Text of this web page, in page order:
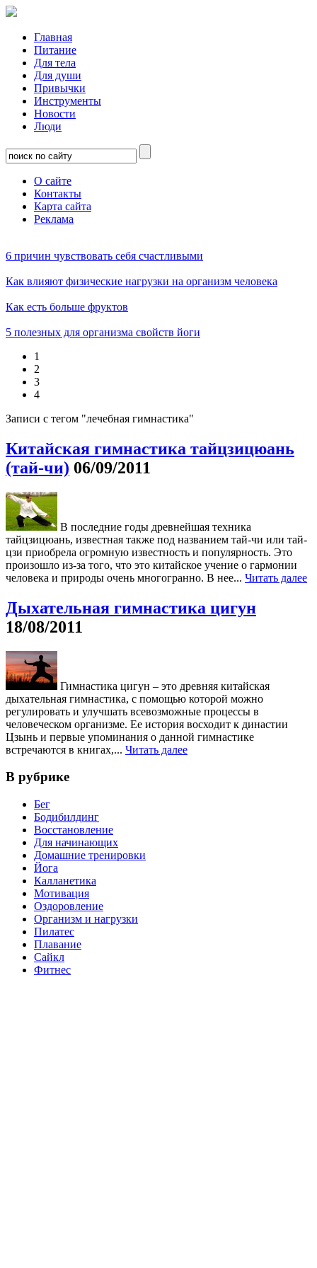
Главная
Питание
Для тела
Для души
Привычки
Инструменты
Новости
Люди
О сайте
Контакты
Карта сайта
Реклама
6 причин чувствовать себя счастливыми
Как влияют физические нагрузки на организм человека
Как есть больше фруктов
5 полезных для организма свойств йоги
1
2
3
4
Записи с тегом "лечебная гимнастика"
Китайская гимнастика тайцзицюань
(тай-чи) 06/09/2011
В последние годы древнейшая техника
тайцзицюань, известная также под названием тай-чи или тай-
цзи приобрела огромную известность и популярность. Это
произошло из-за того, что это китайское учение о гармонии
человека и природы очень многогранно. В нее... Читать далее
Дыхательная гимнастика цигун
18/08/2011
Гимнастика цигун – это древняя китайская
дыхательная гимнастика, с помощью которой можно
регулировать и улучшать всевозможные процессы в
человеческом организме. Ее история восходит к династии
Цзынь и первые упоминания о данной гимнастике
встречаются в книгах,... Читать далее
В рубрике
Бег
Бодибилдинг
Восстановление
Для начинающих
Домашние тренировки
Йога
Калланетика
Мотивация
Оздоровление
Организм и нагрузки
Пилатес
Плавание
Сайкл
Фитнес